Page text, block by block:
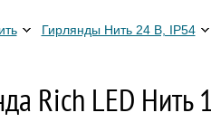
Гирлянды Нить 24 В, IP54
Rich LED